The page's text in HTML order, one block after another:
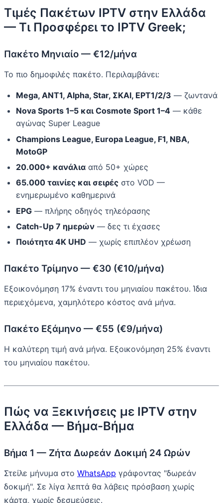
Τιμές Πακέτων IPTV στην Ελλάδα
— Τι Προσφέρει το IPTV Greek;
Πακέτο Μηνιαίο — €12/μήνα
Το πιο δημοφιλές πακέτο. Περιλαμβάνει:
Mega, ANT1, Alpha, Star, ΣΚΑΙ, ΕΡΤ1/2/3 — ζωντανά
Nova Sports 1–5 και Cosmote Sport 1–4 — κάθε
αγώνας Super League
Champions League, Europa League, F1, NBA,
MotoGP
20.000+ κανάλια από 50+ χώρες
65.000 ταινίες και σειρές στο VOD —
ενημερωμένο καθημερινά
EPG — πλήρης οδηγός τηλεόρασης
Catch-Up 7 ημερών — δες τι έχασες
Ποιότητα 4K UHD — χωρίς επιπλέον χρέωση
Πακέτο Τρίμηνο — €30 (€10/μήνα)
Εξοικονόμηση 17% έναντι του μηνιαίου πακέτου. Ίδια
περιεχόμενα, χαμηλότερο κόστος ανά μήνα.
Πακέτο Εξάμηνο — €55 (€9/μήνα)
Η καλύτερη τιμή ανά μήνα. Εξοικονόμηση 25% έναντι
του μηνιαίου πακέτου.
Πώς να Ξεκινήσεις με IPTV στην
Ελλάδα — Βήμα-Βήμα
Βήμα 1 — Ζήτα Δωρεάν Δοκιμή 24 Ωρών
Στείλε μήνυμα στο WhatsApp γράφοντας "δωρεάν
δοκιμή". Σε λίγα λεπτά θα λάβεις πρόσβαση χωρίς
κάρτα, χωρίς δεσμεύσεις.